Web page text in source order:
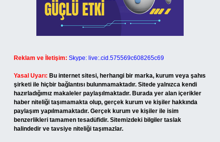
Reklam ve İletişim: Skype: live:.cid.575569c608265c69
Yasal Uyarı: Bu internet sitesi, herhangi bir marka, kurum veya şahıs
şirketi ile hiçbir bağlantısı bulunmamaktadır. Sitede yalnızca kendi
hazırladığımız makaleler paylaşılmaktadır. Burada yer alan içerikler
haber niteliği taşımamakta olup, gerçek kurum ve kişiler hakkında
paylaşım yapılmamaktadır. Gerçek kurum ve kişiler ile isim
benzerlikleri tamamen tesadüfidir. Sitemizdeki bilgiler taslak
halindedir ve tavsiye niteliği taşımazlar.